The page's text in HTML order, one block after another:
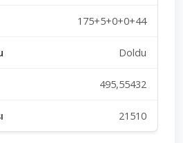
175+5+0+0+44
Doldu
495,55432
21510